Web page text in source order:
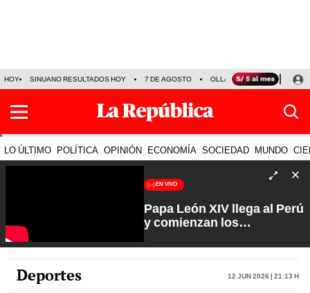
HOY SINUANO RESULTADOS HOY 7 DE AGOSTO OLLANTA HUMALA
LO ÚLTIMO POLÍTICA OPINIÓN ECONOMÍA SOCIEDAD MUNDO
EN VIVO
Papa León XIV llega al Perú
y comienzan los
Te Olvide con Carlos
Cornejo
Deportes 12 Jun 2026 | 21:13 h